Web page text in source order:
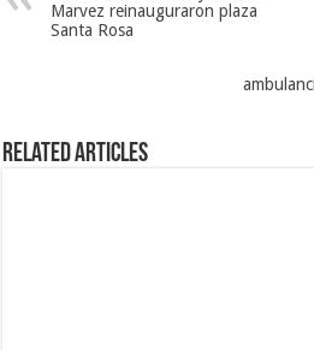
Marvez reinauguraron plaza
Santa Rosa
Related Articles